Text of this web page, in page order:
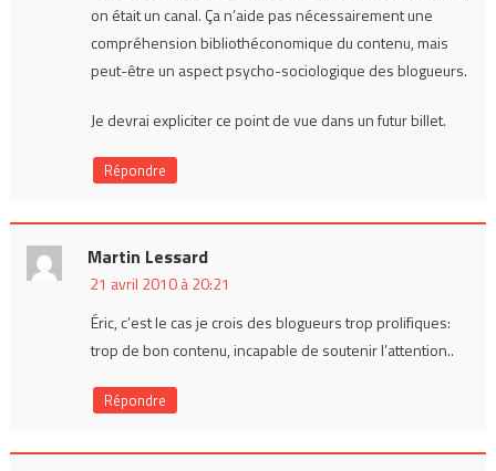
on était un canal. Ça n’aide pas nécessairement une
compréhension bibliothéconomique du contenu, mais
peut-être un aspect psycho-sociologique des blogueurs.
Je devrai expliciter ce point de vue dans un futur billet.
Répondre
Martin Lessard
21 avril 2010 à 20:21
Éric, c’est le cas je crois des blogueurs trop prolifiques:
trop de bon contenu, incapable de soutenir l’attention..
Répondre